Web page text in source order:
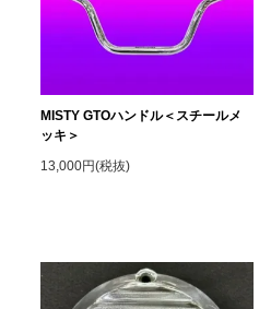
MISTY GTOハンドル＜スチールメ
ッキ＞
13,000円(税抜)